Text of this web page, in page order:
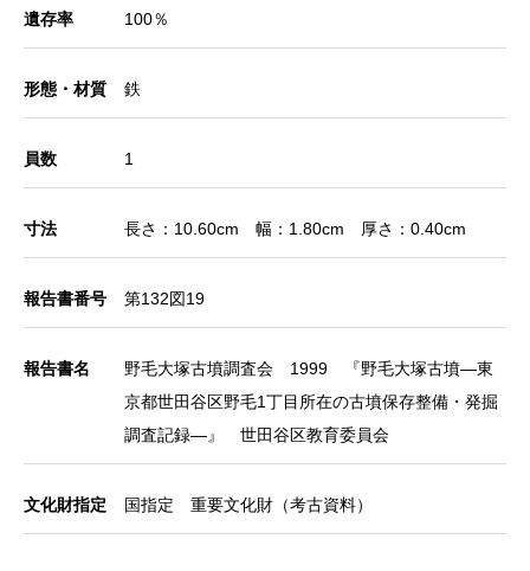
遺存率 100％
形態・材質 鉄
員数 1
寸法 長さ：10.60cm 幅：1.80cm 厚さ：0.40cm
報告書番号 第132図19
報告書名
野毛大塚古墳調査会 1999 『野毛大塚古墳―東
京都世田谷区野毛1丁目所在の古墳保存整備・発掘
調査記録―』 世田谷区教育委員会
文化財指定 国指定 重要文化財（考古資料）